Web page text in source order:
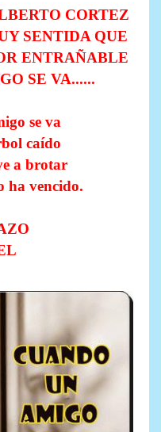
CORTEZ
SENTIDA QUE
ENTRAÑABLE
SE VA......
se va
caído
a brotar
ha vencido.